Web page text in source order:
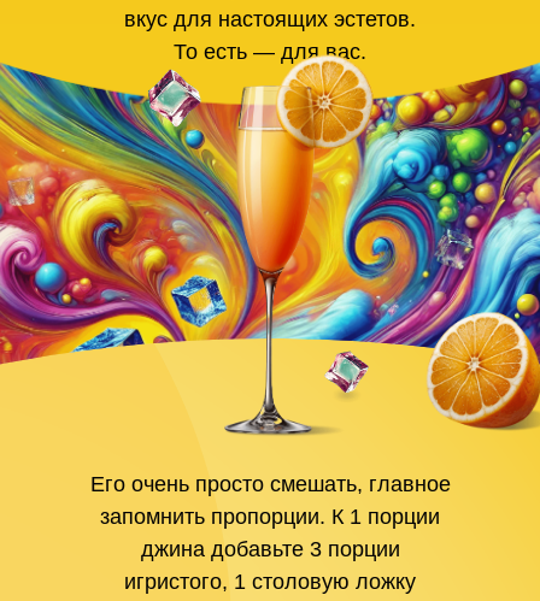
вкус для настоящих эстетов.
То есть — для вас.
Его очень просто смешать, главное
запомнить пропорции. К 1 порции
джина добавьте 3 порции
игристого, 1 столовую ложку